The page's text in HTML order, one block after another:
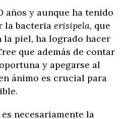
años y aunque ha tenido
la bacteria erisipela, que
la piel, ha logrado hacer
que además de contar
y apegarse al
ánimo es crucial para
necesariamente la